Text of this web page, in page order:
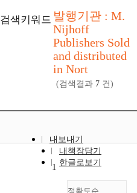
검색키워드 발행기관 : M.
Nijhoff
Publishers Sold
and distributed
in Nort
(검색결과 7 건)
내보내기
내책장담기
한글로보기
정확도순
1